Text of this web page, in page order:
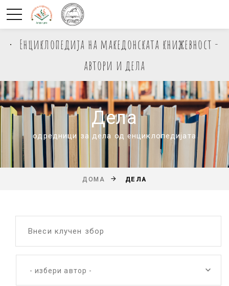
Енциклопедија на македонската книжевност -
автори и дела
Дела
одредници за дела од енциклопедијата
ДОМА ДЕЛА
Внеси клучен збор
- избери автор -